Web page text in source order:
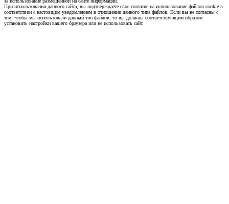
При использовании данного сайта, вы подтверждаете свое согласие на использование файлов cookie в
соответствии с настоящим уведомлением в отношении данного типа файлов. Если вы не согласны с
тем, чтобы мы использовали данный тип файлов, то вы должны соответствующим образом
установить настройки вашего браузера или не использовать сайт.